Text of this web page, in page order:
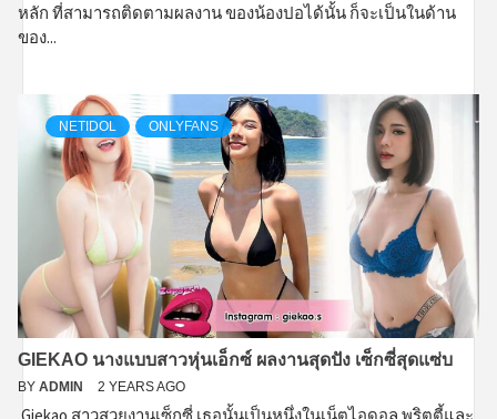
หลัก ที่สามารถติดตามผลงาน ของน้องปอได้นั้น ก็จะเป็นในด้าน
ของ...
NETIDOL ONLYFANS
GIEKAO นางแบบสาวหุ่นเอ็กซ์ ผลงานสุดปัง เซ็กซี่สุดแซ่บ
BY ADMIN 2 YEARS AGO